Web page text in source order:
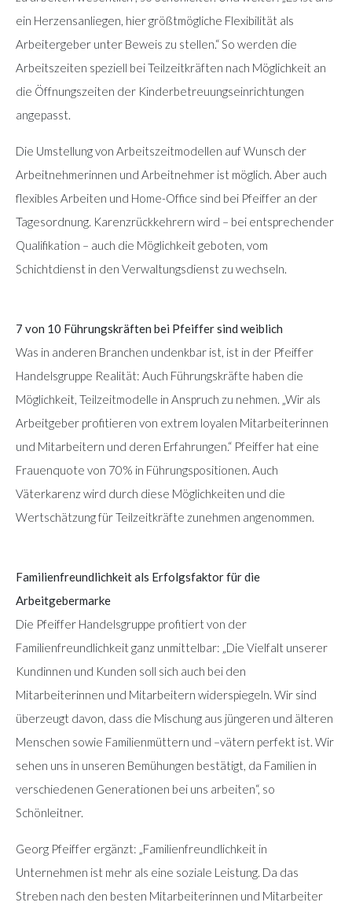
ein Herzensanliegen, hier größtmögliche Flexibilität als
Arbeitergeber unter Beweis zu stellen.“ So werden die
Arbeitszeiten speziell bei Teilzeitkräften nach Möglichkeit an
die Öffnungszeiten der Kinderbetreuungseinrichtungen
angepasst.
Die Umstellung von Arbeitszeitmodellen auf Wunsch der
Arbeitnehmerinnen und Arbeitnehmer ist möglich. Aber auch
flexibles Arbeiten und Home-Office sind bei Pfeiffer an der
Tagesordnung. Karenzrückkehrern wird – bei entsprechender
Qualifikation – auch die Möglichkeit geboten, vom
Schichtdienst in den Verwaltungsdienst zu wechseln.
7 von 10 Führungskräften bei Pfeiffer sind weiblich
Was in anderen Branchen undenkbar ist, ist in der Pfeiffer
Handelsgruppe Realität: Auch Führungskräfte haben die
Möglichkeit, Teilzeitmodelle in Anspruch zu nehmen. „Wir als
Arbeitgeber profitieren von extrem loyalen Mitarbeiterinnen
und Mitarbeitern und deren Erfahrungen.“ Pfeiffer hat eine
Frauenquote von 70% in Führungspositionen. Auch
Väterkarenz wird durch diese Möglichkeiten und die
Wertschätzung für Teilzeitkräfte zunehmen angenommen.
Familienfreundlichkeit als Erfolgsfaktor für die
Arbeitgebermarke
Die Pfeiffer Handelsgruppe profitiert von der
Familienfreundlichkeit ganz unmittelbar: „Die Vielfalt unserer
Kundinnen und Kunden soll sich auch bei den
Mitarbeiterinnen und Mitarbeitern widerspiegeln. Wir sind
überzeugt davon, dass die Mischung aus jüngeren und älteren
Menschen sowie Familienmüttern und –vätern perfekt ist. Wir
sehen uns in unseren Bemühungen bestätigt, da Familien in
verschiedenen Generationen bei uns arbeiten“, so
Schönleitner.
Georg Pfeiffer ergänzt: „Familienfreundlichkeit in
Unternehmen ist mehr als eine soziale Leistung. Da das
Streben nach den besten Mitarbeiterinnen und Mitarbeiter